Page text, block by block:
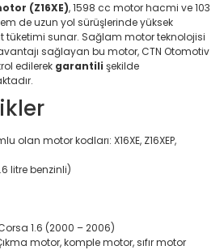
(Z16XE), 1598 cc motor hacmi ve 103
de uzun yol sürüşlerinde yüksek
tüketimi sunar. Sağlam motor teknolojisi
sağlayan bu motor, CTN Otomotiv
edilerek garantili şekilde
olan motor kodları: X16XE, Z16XEP,
litre benzinli)
1.6 (2000 – 2006)
motor, komple motor, sıfır motor